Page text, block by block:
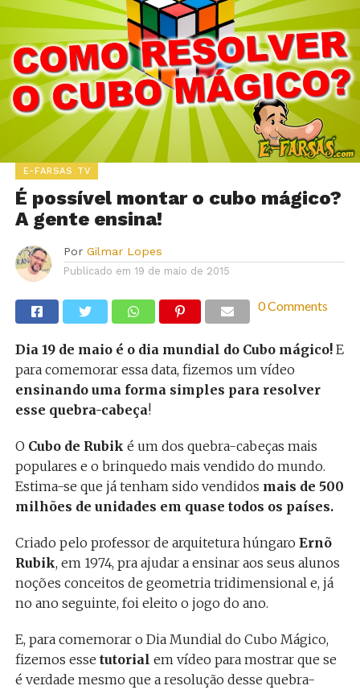
E-FARSAS TV
É possível montar o cubo mágico?
A gente ensina!
Por Gilmar Lopes
Publicado em 19 de maio de 2015
0 Comments
Dia 19 de maio é o dia mundial do Cubo mágico!E
para comemorar essa data, fizemos um vídeo
ensinando uma forma simples para resolver
esse quebra-cabeça!
O Cubo de Rubik é um dos quebra-cabeças mais
populares e o brinquedo mais vendido do mundo.
Estima-se que já tenham sido vendidos mais de 500
milhões de unidades em quase todos os países.
Criado pelo professor de arquitetura húngaro Ernõ
Rubik, em 1974, pra ajudar a ensinar aos seus alunos
noções conceitos de geometria tridimensional e, já
no ano seguinte, foi eleito o jogo do ano.
E, para comemorar o Dia Mundial do Cubo Mágico,
fizemos esse tutorial em vídeo para mostrar que se
é verdade mesmo que a resolução desse quebra-